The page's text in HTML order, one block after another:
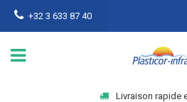
+32 3 633 87 40
Livraison rapide